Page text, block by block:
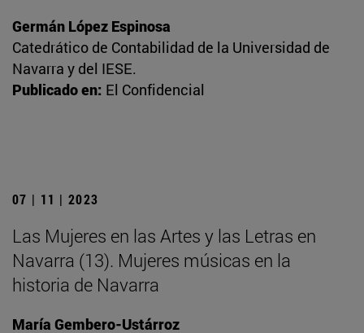
Germán López Espinosa
Catedrático de Contabilidad de la Universidad de
Navarra y del IESE.
Publicado en: El Confidencial
07 | 11 | 2023
Las Mujeres en las Artes y las Letras en
Navarra (13). Mujeres músicas en la
historia de Navarra
María Gembero-Ustárroz